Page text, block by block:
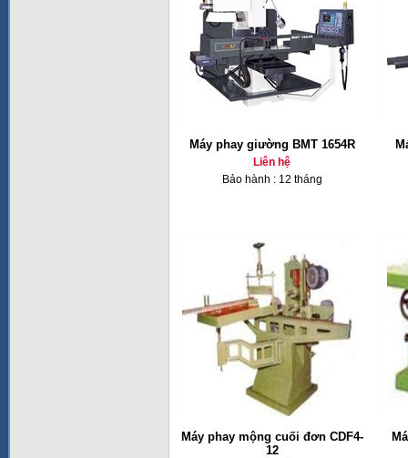
Máy phay giường BMT 1654R
Liên hệ
Bảo hành : 12 tháng
Máy phay mộng cuối đơn CDF4-
12